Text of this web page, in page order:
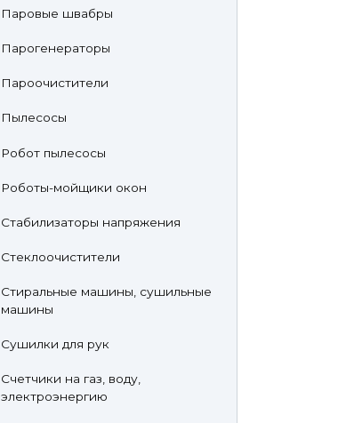
Паровые швабры
Парогенераторы
Пароочистители
Пылесосы
Робот пылесосы
Роботы-мойщики окон
Стабилизаторы напряжения
Стеклоочистители
Стиральные машины, сушильные
машины
Сушилки для рук
Счетчики на газ, воду,
электроэнергию